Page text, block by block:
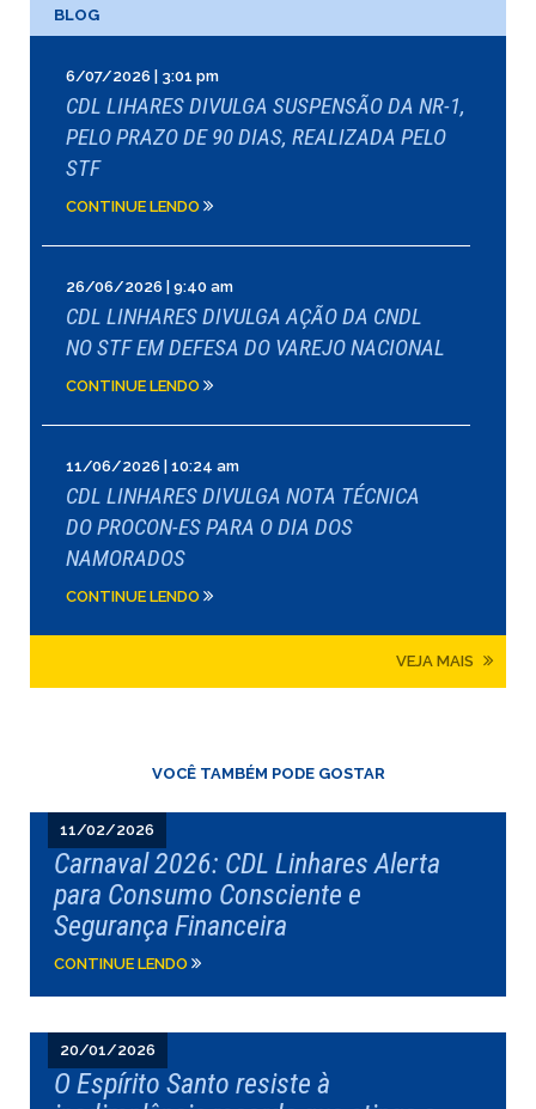
BLOG
6/07/2026 | 3:01 pm
CDL LIHARES DIVULGA SUSPENSÃO DA NR-1,
PELO PRAZO DE 90 DIAS, REALIZADA PELO
STF
CONTINUE LENDO
26/06/2026 | 9:40 am
CDL LINHARES DIVULGA AÇÃO DA CNDL
NO STF EM DEFESA DO VAREJO NACIONAL
CONTINUE LENDO
11/06/2026 | 10:24 am
CDL LINHARES DIVULGA NOTA TÉCNICA
DO PROCON-ES PARA O DIA DOS
NAMORADOS
CONTINUE LENDO
VEJA MAIS
VOCÊ TAMBÉM PODE GOSTAR
11/02/2026
Carnaval 2026: CDL Linhares Alerta
para Consumo Consciente e
Segurança Financeira
CONTINUE LENDO
20/01/2026
O Espírito Santo resiste à